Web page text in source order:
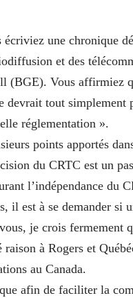
une chronique
et des
(BGE). Vous affirmiez
tout simplement
réglementation ».
points apportés
du CRTC est un
l’indépendance du
il est à se demander
je crois fermement
à Rogers et
au Canada.
afin de faciliter la